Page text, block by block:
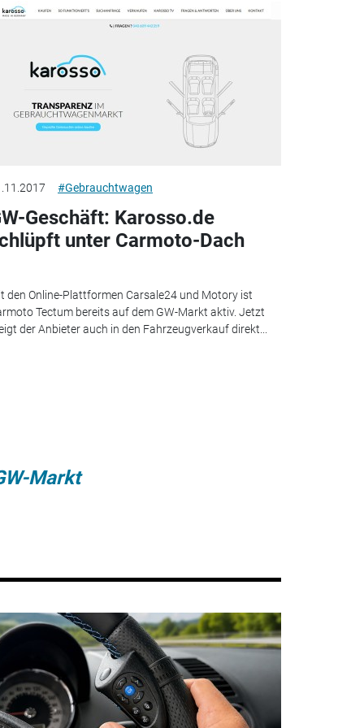
#Gebrauchtwagen
Geschäft: Karosso.de
unter Carmoto-Dach
den Online-Plattformen Carsale24 und Motory ist
Tectum bereits auf dem GW-Markt aktiv. Jetzt
der Anbieter auch in den Fahrzeugverkauf direkt...
Markt